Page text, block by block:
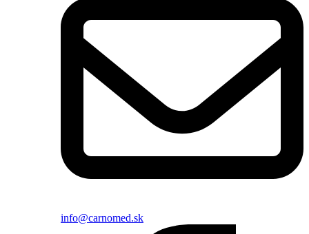
info@carnomed.sk